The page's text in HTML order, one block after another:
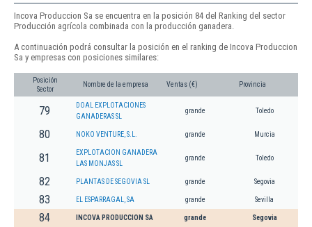
Incova Produccion Sa se encuentra en la posición 84 del Ranking del sector
Producción agrícola combinada con la producción ganadera.
A continuación podrá consultar la posición en el ranking de Incova Produccion
Sa y empresas con posiciones similares:
Posición
Sector
Nombre de la empresa Ventas (€) Provincia
79
DOAL EXPLOTACIONES
GANADERAS SL
grande Toledo
80 NOKO VENTURE, S.L. grande Murcia
81
EXPLOTACION GANADERA
LAS MONJAS SL
grande Toledo
82 PLANTAS DE SEGOVIA SL grande Segovia
83 EL ESPARRAGAL, SA grande Sevilla
84 INCOVA PRODUCCION SA grande Segovia